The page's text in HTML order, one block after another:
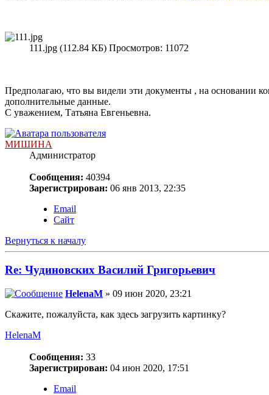
111.jpg (112.84 КБ) Просмотров: 11072
Предполагаю, что вы видели эти документы , на основании
дополнительные данные.
С уважением, Татьяна Евгеньевна.
МИШИНА
Администратор
Сообщения: 40394
Зарегистрирован: 06 янв 2013, 22:35
Email
Сайт
Вернуться к началу
Re: Чудиновских Василий Григорьевич
HelenaM » 09 июн 2020, 23:21
Скажите, пожалуйста, как здесь загрузить картинку?
HelenaM
Сообщения: 33
Зарегистрирован: 04 июн 2020, 17:51
Email